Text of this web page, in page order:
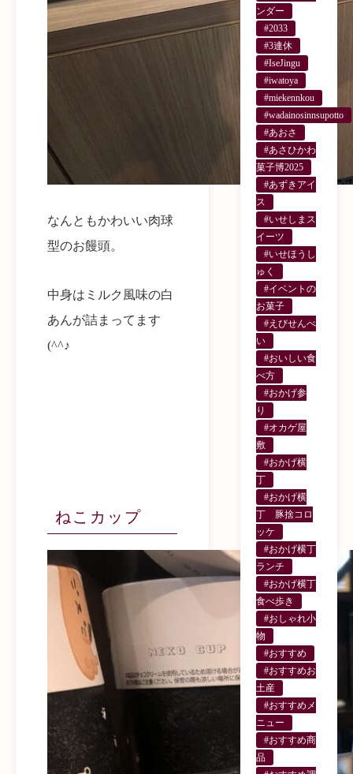
なんともかわいい肉球
型のお饅頭。
中身はミルク風味の白
あんが詰まってます
(^^♪
ねこカップ
ンダー
#2033
#3連休
#IseJingu
#iwatoya
#miekennkou
#wadainosinnsupotto
#あおさ
#あさひかわ
菓子博2025
#あずきアイ
ス
#いせしまス
イーツ
#いせほうし
ゅく
#イベントの
お菓子
#えびせんべ
い
#おいしい食
べ方
#おかげ参
り
#オカゲ屋
敷
#おかげ横
丁
#おかげ横
丁 豚捨コロ
ッケ
#おかげ横丁
ランチ
#おかげ横丁
食べ歩き
#おしゃれ小
物
#おすすめ
#おすすめお
土産
#おすすめメ
ニュー
#おすすめ商
品